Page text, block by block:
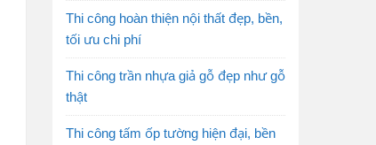
Thi công hoàn thiện nội thất đẹp, bền,
tối ưu chi phí
Thi công trần nhựa giả gỗ đẹp như gỗ
thật
Thi công tấm ốp tường hiện đại, bền